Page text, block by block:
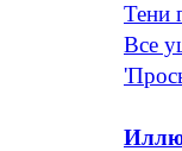
Тени
Все